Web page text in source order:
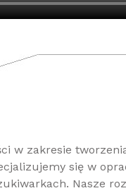
w zakresie
się w
Nasze